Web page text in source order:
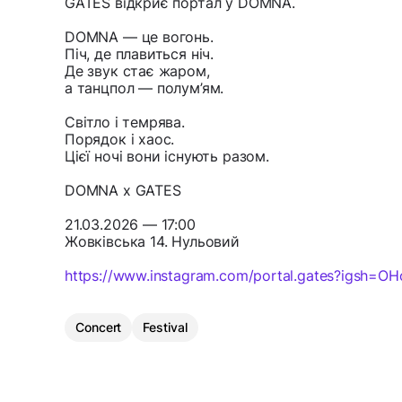
DOMNA — це вогонь.
Піч, де плавиться ніч.
Де звук стає жаром,
а танцпол — полум’ям.
Світло і темрява.
Порядок і хаос.
Цієї ночі вони існують разом.
DOMNA x GATES
21.03.2026 — 17:00
Жовківська 14. Нульовий
https://www.instagram.com/
Concert Festival